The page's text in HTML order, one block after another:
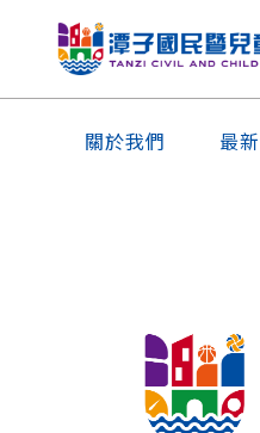
關於我們 最